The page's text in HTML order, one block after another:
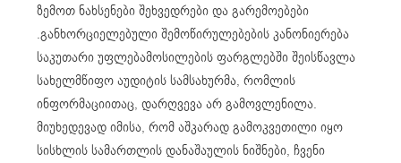
ზემოთ ნახსენები შეხვედრები და გარემოებები
.განხორციელებული შემოწირულებების კანონიერება
საკუთარი უფლებამოსილების ფარგლებში შეისწავლა
სახელმწიფო აუდიტის სამსახურმა, რომლის
ინფორმაციითაც, დარღვევა არ გამოვლენილა.
მიუხედევად იმისა, რომ აშკარად გამოკვეთილი იყო
სისხლის სამართლის დანაშაულის ნიშნები, ჩვენი